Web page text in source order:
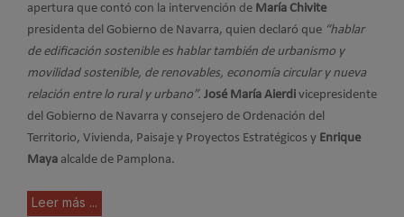
apertura que contó con la intervención de María Chivite
presidenta del Gobierno de Navarra, quien declaró que “hablar
de edificación sostenible es hablar también de urbanismo y
movilidad sostenible, de renovables, economía circular y nueva
relación entre lo rural y urbano”. José María Aierdi vicepresidente
del Gobierno de Navarra y consejero de Ordenación del
Territorio, Vivienda, Paisaje y Proyectos Estratégicos y Enrique
Maya alcalde de Pamplona.
Leer más ...